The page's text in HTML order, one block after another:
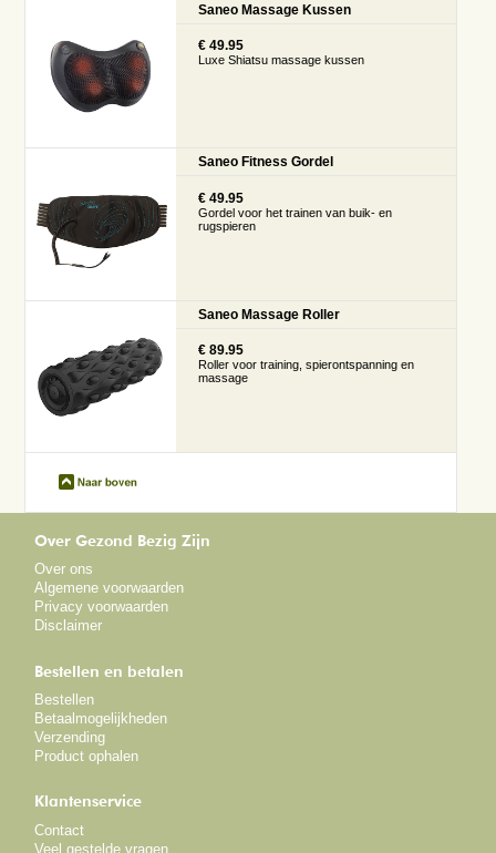
Saneo Massage Kussen
€ 49.95
Luxe Shiatsu massage kussen
Saneo Fitness Gordel
€ 49.95
Gordel voor het trainen van buik- en
rugspieren
Saneo Massage Roller
€ 89.95
Roller voor training, spierontspanning en
massage
Over Gezond Bezig Zijn
Over ons
Algemene voorwaarden
Privacy voorwaarden
Disclaimer
Bestellen en betalen
Bestellen
Betaalmogelijkheden
Verzending
Product ophalen
Klantenservice
Contact
Veel gestelde vragen